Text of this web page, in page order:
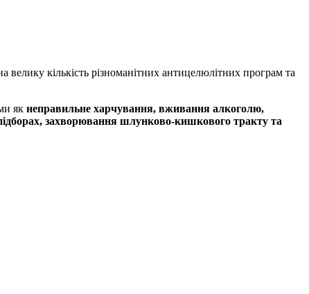
кількість різноманітних антицелюлітних програм та
як неправильне харчування, вживання алкоголю,
захворювання шлунково-кишкового тракту та